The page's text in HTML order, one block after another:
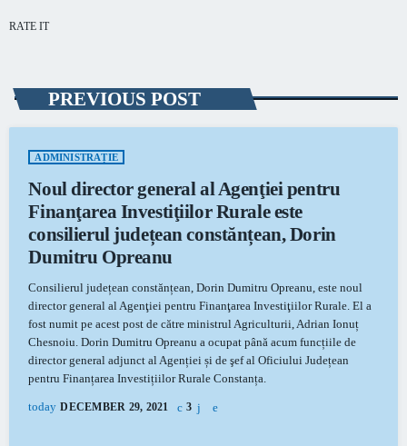
RATE IT
PREVIOUS POST
ADMINISTRAȚIE
Noul director general al Agenţiei pentru
Finanţarea Investiţiilor Rurale este
consilierul județean constănțean, Dorin
Dumitru Opreanu
Consilierul județean constănțean, Dorin Dumitru Opreanu, este noul
director general al Agenţiei pentru Finanţarea Investiţiilor Rurale. El a
fost numit pe acest post de către ministrul Agriculturii, Adrian Ionuț
Chesnoiu. Dorin Dumitru Opreanu a ocupat până acum funcțiile de
director general adjunct al Agenției și de şef al Oficiului Județean
pentru Finanțarea Investițiilor Rurale Constanța.
today DECEMBER 29, 2021 3